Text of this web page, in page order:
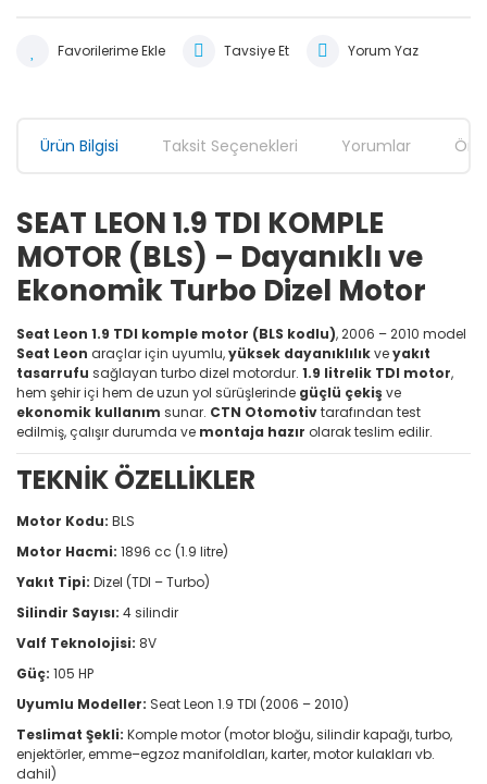
Tavsiye Et Yorum Yaz
Ürün Bilgisi Taksit Seçenekleri Yorumlar
SEAT LEON 1.9 TDI KOMPLE
MOTOR (BLS) – Dayanıklı ve
Ekonomik Turbo Dizel Motor
Seat Leon 1.9 TDI komple motor (BLS kodlu), 2006 – 2010 model
Seat Leon araçlar için uyumlu,yüksek dayanıklılıkveyakıt
tasarrufu sağlayan turbo dizel motordur. 1.9 litrelik TDI motor,
hem şehir içi hem de uzun yol sürüşlerinde güçlü çekiş ve
ekonomik kullanım sunar. CTN Otomotivtarafından test
edilmiş, çalışır durumda ve montaja hazır olarak teslim edilir.
TEKNİK ÖZELLİKLER
Motor Kodu: BLS
Motor Hacmi: 1896 cc (1.9 litre)
Yakıt Tipi: Dizel (TDI – Turbo)
Silindir Sayısı: 4 silindir
Valf Teknolojisi: 8V
Güç: 105 HP
Uyumlu Modeller: Seat Leon 1.9 TDI (2006 – 2010)
Teslimat Şekli: Komple motor (motor bloğu, silindir kapağı, turbo,
enjektörler, emme–egzoz manifoldları, karter, motor kulakları vb.
dahil)